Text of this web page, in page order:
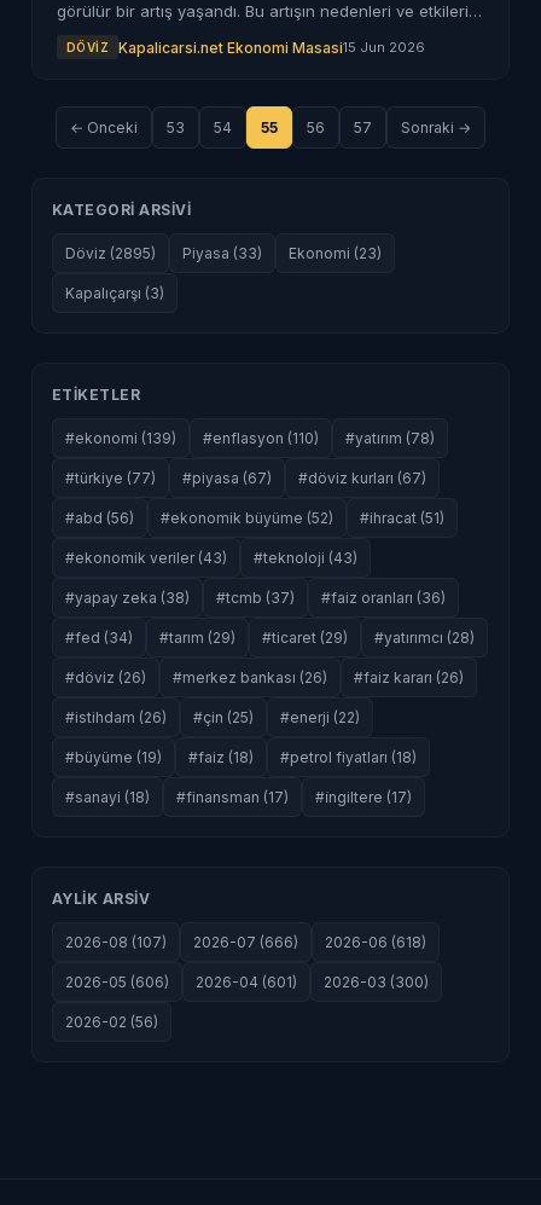
görülür bir artış yaşandı. Bu artışın nedenleri ve etkileri
DÖVIZ Kapalicarsi.net Ekonomi Masasi15 Jun 2026
← Onceki 53 54 55 56 57 Sonraki →
KATEGORI ARSIVI
Döviz (2895) Piyasa (33) Ekonomi (23)
Kapalıçarşı (3)
ETIKETLER
#ekonomi (139) #enflasyon (110) #yatırım (78)
#türkiye (77) #piyasa (67) #döviz kurları (67)
#abd (56) #ekonomik büyüme (52) #ihracat (51)
#ekonomik veriler (43) #teknoloji (43)
#yapay zeka (38) #tcmb (37) #faiz oranları (36)
#fed (34) #tarım (29) #ticaret (29) #yatırımcı (28)
#döviz (26) #merkez bankası (26) #faiz kararı (26)
#istihdam (26) #çin (25) #enerji (22)
#büyüme (19) #faiz (18) #petrol fiyatları (18)
#sanayi (18) #finansman (17) #i̇ngiltere (17)
AYLIK ARSIV
2026-08 (107) 2026-07 (666) 2026-06 (618)
2026-05 (606) 2026-04 (601) 2026-03 (300)
2026-02 (56)